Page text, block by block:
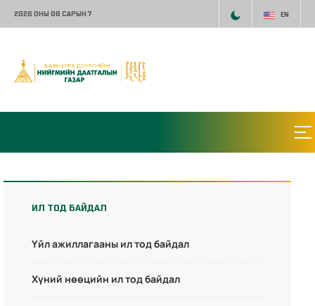
2026 ОНЫ 08 САРЫН 7 EN
ИЛ ТОД БАЙДАЛ
Үйл ажиллагааны ил тод байдал
Хүний нөөцийн ил тод байдал